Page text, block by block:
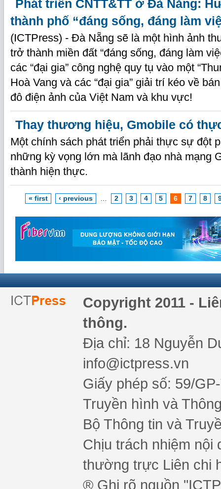
Phát triển CNTT&TT ở Đà Nẵng:
thành phố “đáng sống, đáng làm
(ICTPress) - Đà Nẵng sẽ là một hình ảnh
trở thành miền đất “đáng sống, đáng làm
các “đại gia” công nghệ quy tụ vào một
Hoà Vang và các “đại gia” giải trí kéo về
đô điện ảnh của Việt Nam và khu vực!
Thay thương hiệu, Gmobile có
Một chính sách phát triển phải thực sự đột
những kỳ vọng lớn mà lãnh đạo nhà mạng
thành hiện thực.
« first ‹ previous 2 3 4 5 6 7 8
Copyright 2011 -
thông.
Địa chỉ: 18 Nguyễn
info@ictpress.vn
Giấy phép số: 59/
Truyền hình và
Bộ Thông tin và
Chịu trách nhiệm nội
thường trực Liên chi
® Ghi rõ nguồn